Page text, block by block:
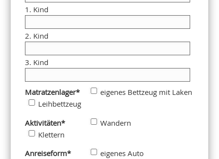
1. Kind
2. Kind
3. Kind
Matratzenlager*
eigenes Bettzeug mit Laken
Leihbettzeug
Aktivitäten*
Wandern
Klettern
Anreiseform*
eigenes Auto